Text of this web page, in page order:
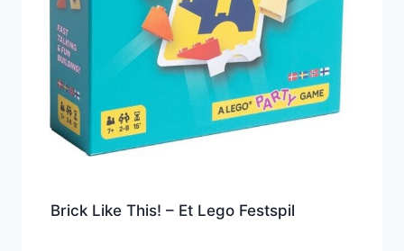
Brick Like This! – Et Lego Festspil